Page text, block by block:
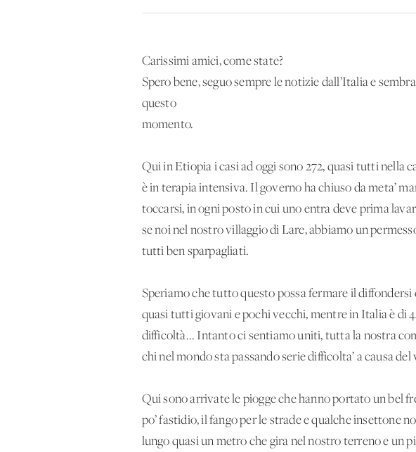
Carissimi amici, come state?
Spero bene, seguo sempre le notizie dall’Italia e
questo
momento.
Qui in Etiopia i casi ad oggi sono 272, quasi tutti nella
è in terapia intensiva. Il governo ha chiuso da meta’
toccarsi, in ogni posto in cui uno entra deve prima
se noi nel nostro villaggio di Lare, abbiamo un
tutti ben sparpagliati.
Speriamo che tutto questo possa fermare il diffondersi
quasi tutti giovani e pochi vecchi, mentre in Italia è di
difficoltà... Intanto ci sentiamo uniti, tutta la nostra
chi nel mondo sta passando serie difficolta’ a causa del
Qui sono arrivate le piogge che hanno portato un bel
po’ fastidio, il fango per le strade e qualche insettone
lungo quasi un metro che gira nel nostro terreno e un